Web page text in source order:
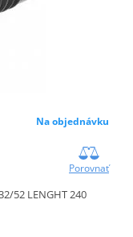
Na objednávku
Porovnať
52 LENGHT 240